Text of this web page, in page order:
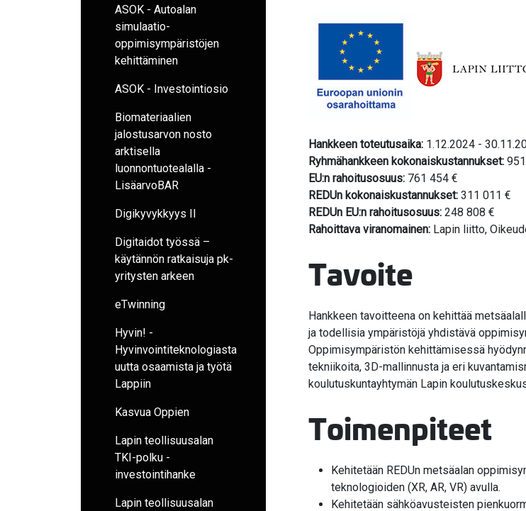
ASOK - Autoalan
simulaatio-
oppimisympäristöjen
kehittäminen
ASOK - Investointiosio
Biomateriaalien
jalostusarvon nosto
arktisella
luonnontuotealalla -
LisäarvoBAR
Digikyvykkyys II
Digitaidot työssä –
käytännön ratkaisuja pk-
yritysten arkeen
eTwinning
Hyvin! -
Hyvinvointiteknologiasta
uutta osaamista ja työtä
Lappiin
Kasvua Oppien
Lapin teollisuusalan
TKI-polku -
investointihanke
Lapin teollisuusalan
Hankkeen toteutusaika: 1.12.2024 -
Ryhmähankkeen kokonaiskustannukset:
EU:n rahoitusosuus: 761 454 €
REDUn kokonaiskustannukset: 311 011 €
REDUn EU:n rahoitusosuus: 248 808 €
Rahoittava viranomainen: Lapin liitto,
Tavoite
Hankkeen tavoitteena on kehittää
ja todellisia ympäristöjä yhdistävä
Oppimisympäristön kehittämisessä
tekniikoita, 3D-mallinnusta ja eri
koulutuskuntayhtymän Lapin
Toimenpiteet
Kehitetään REDUn metsäalan
teknologioiden (XR, AR, VR) avulla.
Kehitetään sähköavusteisten